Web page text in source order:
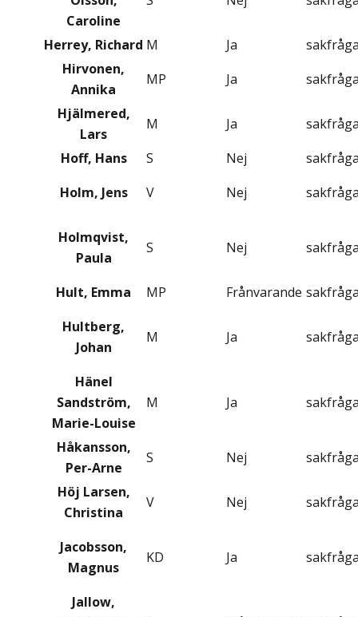
Caroline
Herrey, Richard M Ja
Hirvonen,
Annika
MP Ja
Hjälmered,
Lars
M Ja
Hoff, Hans
S Nej
Holm, Jens
V Nej
Holmqvist,
Paula
S Nej
Hult, Emma MP Frånvarande
Hultberg,
Johan
M Ja
Hänel
Sandström,
Marie-Louise
M Ja
Håkansson,
Per-Arne
S Nej
Höj Larsen,
Christina
V Nej
Jacobsson,
Magnus
KD Ja
Jallow,